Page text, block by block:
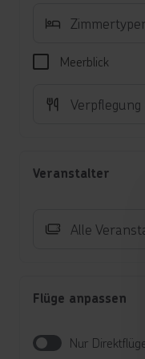
Meerblick
Veranstalter
Alle
Flüge anpassen
Nur